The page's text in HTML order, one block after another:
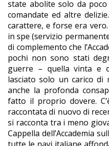
state abolite solo da
comandate ed altre
carattere, e forse era
in spe (servizio
di complemento che
pochi non sono stati
guerre – quella vinta e
lasciato solo un carico di
anche la profonda
fatto il proprio dovere.
raccontata di nuovo di
si racconta tra i meno
Cappella dell’Accademia